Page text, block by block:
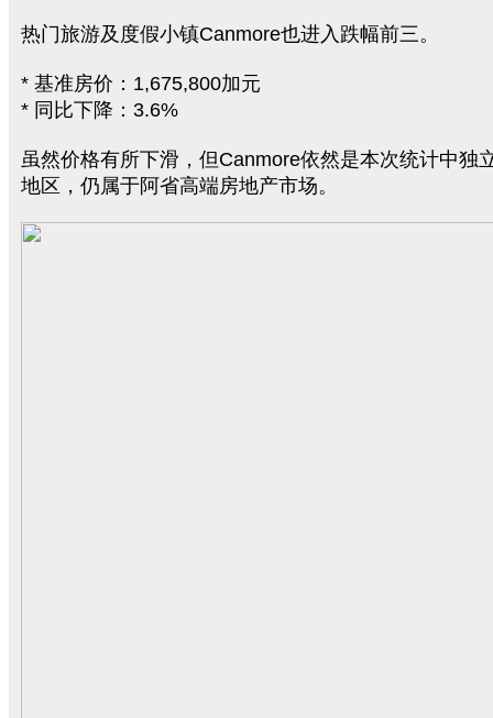
热门旅游及度假小镇Canmore也进入跌幅前三。
* 基准房价：1,675,800加元
* 同比下降：3.6%
虽然价格有所下滑，但Canmore依然是本次统计中独
地区，仍属于阿省高端房地产市场。